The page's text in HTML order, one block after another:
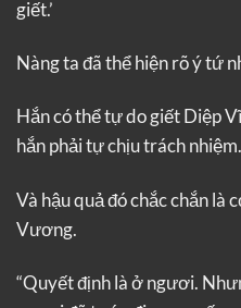
giết.’
Nàng ta đã thể hiện rõ ý tứ
Hắn có thể tự do giết Diệp
hắn phải tự chịu trách nhiệm.
Và hậu quả đó chắc chắn là
Vương.
“Quyết định là ở ngươi.